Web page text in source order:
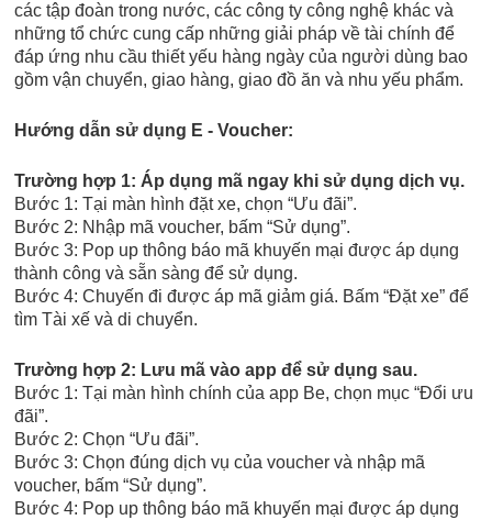
các tập đoàn trong nước, các công ty công nghệ khác và
những tổ chức cung cấp những giải pháp về tài chính để
đáp ứng nhu cầu thiết yếu hàng ngày của người dùng bao
gồm vận chuyển, giao hàng, giao đồ ăn và nhu yếu phẩm.
Hướng dẫn sử dụng E - Voucher:
Trường hợp 1: Áp dụng mã ngay khi sử dụng dịch vụ.
Bước 1: Tại màn hình đặt xe, chọn “Ưu đãi”.
Bước 2: Nhập mã voucher, bấm “Sử dụng”.
Bước 3: Pop up thông báo mã khuyến mại được áp dụng
thành công và sẵn sàng để sử dụng.
Bước 4: Chuyến đi được áp mã giảm giá. Bấm “Đặt xe” để
tìm Tài xế và di chuyển.
Trường hợp 2: Lưu mã vào app để sử dụng sau.
Bước 1: Tại màn hình chính của app Be, chọn mục “Đổi ưu
đãi”.
Bước 2: Chọn “Ưu đãi”.
Bước 3: Chọn đúng dịch vụ của voucher và nhập mã
voucher, bấm “Sử dụng”.
Bước 4: Pop up thông báo mã khuyến mại được áp dụng